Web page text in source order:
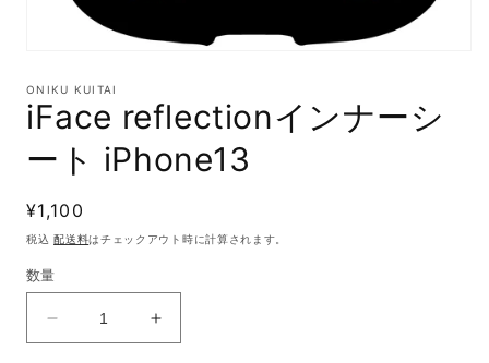
ダ
メ
ア
(1)
開
く
ONIKU KUITAI
iFace reflectionインナーシ
ート iPhone13
通
常
価
格
¥1,100
税込配送料はチェックアウト時に計算されます。
数量
reflection
iFace
reflection